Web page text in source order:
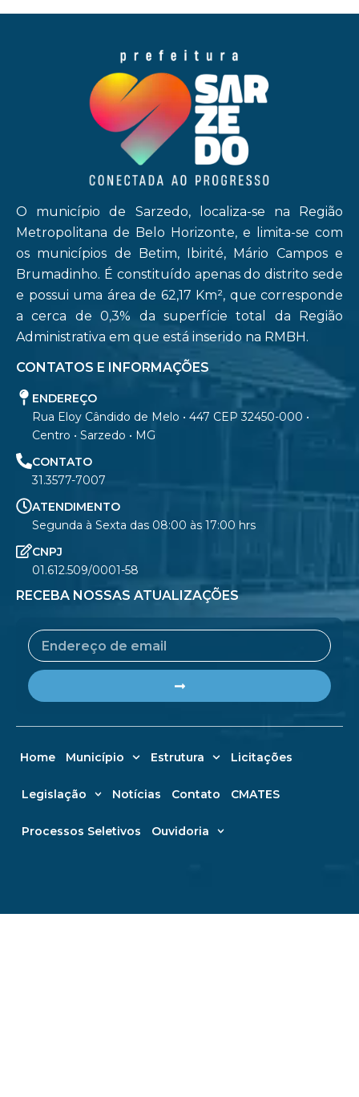
O município de Sarzedo, localiza-se na Região
Metropolitana de Belo Horizonte, e limita-se com
os municípios de Betim, Ibirité, Mário Campos e
Brumadinho. É constituído apenas do distrito sede
e possui uma área de 62,17 Km², que corresponde
a cerca de 0,3% da superfície total da Região
Administrativa em que está inserido na RMBH.
CONTATOS E INFORMAÇÕES
ENDEREÇO
Rua Eloy Cândido de Melo • 447 CEP 32450-000 •
Centro • Sarzedo • MG
CONTATO
31.3577-7007
ATENDIMENTO
Segunda à Sexta das 08:00 às 17:00 hrs
CNPJ
01.612.509/0001-58
RECEBA NOSSAS ATUALIZAÇÕES
Email
Home Município Estrutura Licitações
Legislação Notícias Contato CMATES
Processos Seletivos Ouvidoria